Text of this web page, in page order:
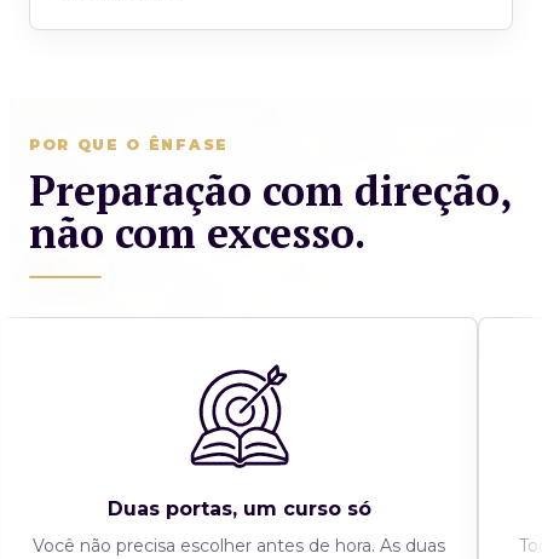
POR QUE O ÊNFASE
Preparação com direção,
não com excesso.
Duas portas, um curso só
Você não precisa escolher antes de hora. As duas